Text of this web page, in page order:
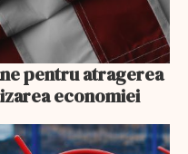
pentru atragerea
economiei